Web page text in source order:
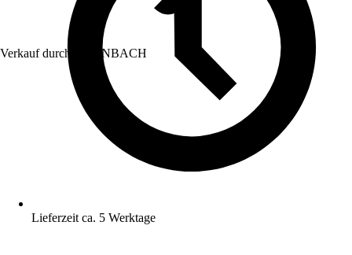
Verkauf durch: HORNBACH
Lieferzeit ca. 5 Werktage